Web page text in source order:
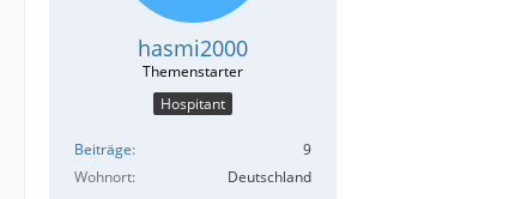
hasmi2000
Hospitant
Beiträge
9
Wohnort
Deutschland